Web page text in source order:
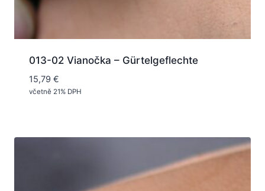
013-02 Vianočka – Gürtelgeflechte
15,79 €
včetně 21% DPH